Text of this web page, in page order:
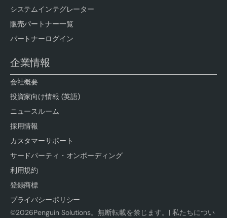
システムインテグレーター
販売パートナー一覧
パートナーログイン
企業情報
会社概要
投資家向け情報 (英語)
ニュースルーム
採用情報
カスタマーサポート
サードパーティ・オンボーディング
利用規約
登録商標
プライバシーポリシー
©2026Penguin Solutions。無断転載を禁じます。|私たちについ